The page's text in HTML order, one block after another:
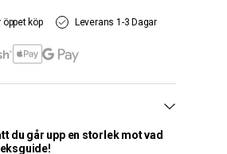
öppet köp Leverans 1-3 Dagar
du går upp en storlek mot vad